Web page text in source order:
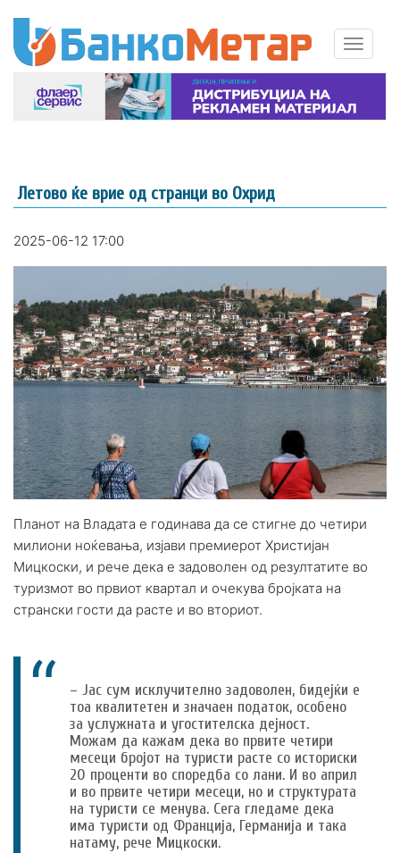
Летово ќе врие од странци во Охрид
2025-06-12 17:00
Планот на Владата е годинава да се стигне до четири
милиони ноќевања, изјави премиерот Христијан
Мицкоски, и рече дека е задоволен од резултатите во
туризмот во првиот квартал и очекува бројката на
странски гости да расте и во вториот.
– Јас сум исклучително задоволен, бидејќи е
тоа квалитетен и значаен податок, особено
за услужната и угостителска дејност.
Можам да кажам дека во првите четири
месеци бројот на туристи расте со историски
20 проценти во споредба со лани. И во април
и во првите четири месеци, но и структурата
на туристи се менува. Сега гледаме дека
има туристи од Франција, Германија и така
натаму, рече Мицкоски.